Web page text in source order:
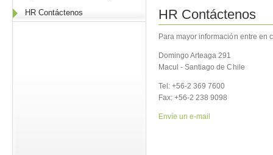
HR Contáctenos
HR Contáctenos
Para mayor información entre en
Domingo Arteaga 291
Macul - Santiago de Chile
Tel: +56-2 369 7600
Fax: +56-2 238 9098
Envíe un e-mail